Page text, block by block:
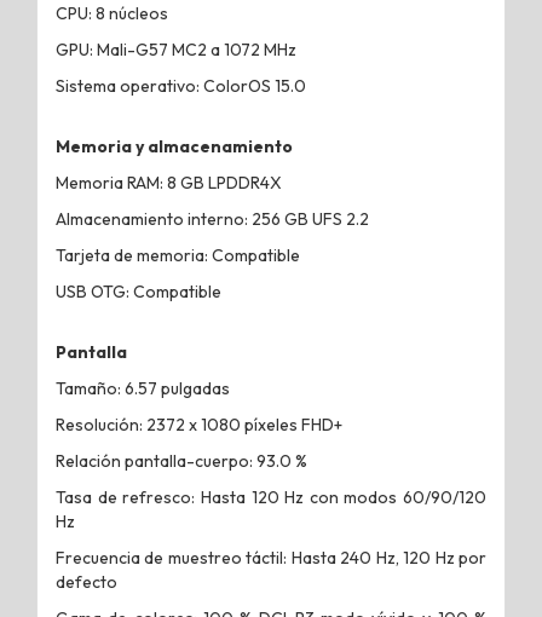
CPU: 8 núcleos
GPU: Mali-G57 MC2 a 1072 MHz
Sistema operativo: ColorOS 15.0
Memoria y almacenamiento
Memoria RAM: 8 GB LPDDR4X
Almacenamiento interno: 256 GB UFS 2.2
Tarjeta de memoria: Compatible
USB OTG: Compatible
Pantalla
Tamaño: 6.57 pulgadas
Resolución: 2372 x 1080 píxeles FHD+
Relación pantalla-cuerpo: 93.0 %
Tasa de refresco: Hasta 120 Hz con modos 60/90/120
Hz
Frecuencia de muestreo táctil: Hasta 240 Hz, 120 Hz por
defecto